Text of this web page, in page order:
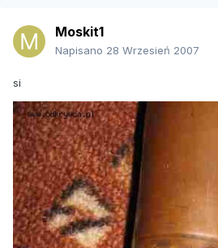
Moskit1
Napisano 28 Wrzesień 2007
si